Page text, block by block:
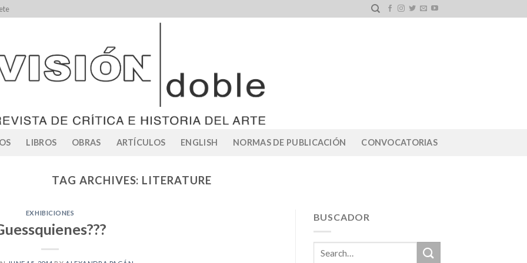
LIBROS OBRAS ARTÍCULOS ENGLISH NORMAS DE PUBLICACIÓN CONVOCATORIAS
TAG ARCHIVES: LITERATURE
EXHIBICIONES BUSCADOR